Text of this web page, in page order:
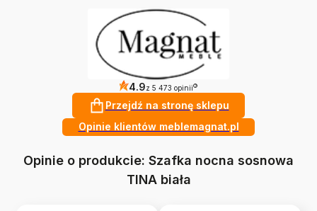
4.9z 5 473 opinii ?
Przejdź na stronę sklepu
Opinie klientów meblemagnat.pl
Opinie o produkcie: Szafka nocna sosnowa
TINA biała